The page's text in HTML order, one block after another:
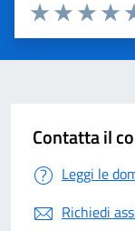
Valuta 3
Valuta 2
Valuta 1 stelle
Contatta il
Leggi le
Richiedi